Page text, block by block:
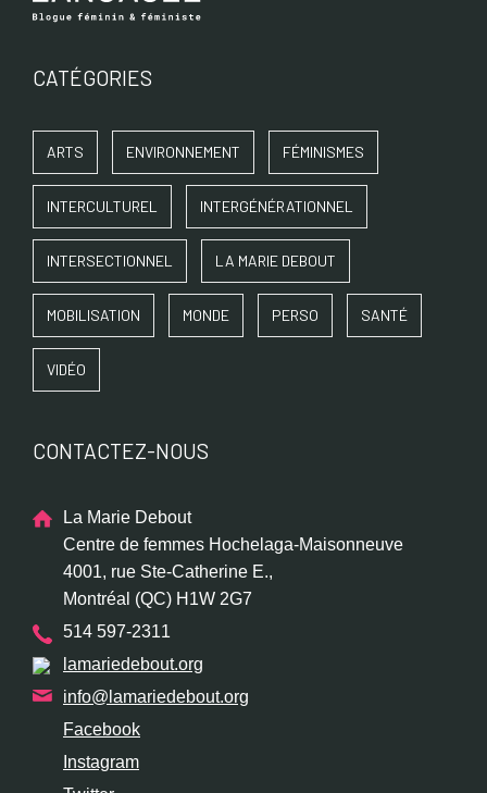
CATÉGORIES
ARTS ENVIRONNEMENT FÉMINISMES
INTERCULTUREL INTERGÉNÉRATIONNEL
INTERSECTIONNEL LA MARIE DEBOUT
MOBILISATION MONDE PERSO SANTÉ
VIDÉO
CONTACTEZ-NOUS
La Marie Debout
Centre de femmes Hochelaga-Maisonneuve
4001, rue Ste-Catherine E.,
Montréal (QC) H1W 2G7
514 597-2311
lamariedebout.org
info@lamariedebout.org
Facebook
Instagram